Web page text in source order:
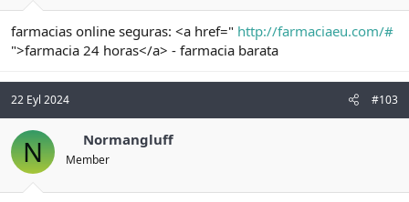
farmacias online seguras: <a href=" http://farmaciaeu.com/#
">farmacia 24 horas</a> - farmacia barata
22 Eyl 2024 #103
N Normangluff
Member